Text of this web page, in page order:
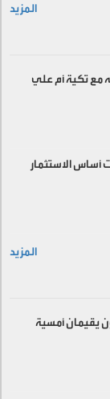
المزيد
مع تكية أم علي
أساس الاستثمار
المزيد
يقيمان أمسية